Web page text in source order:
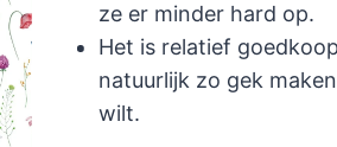
ze er minder hard op.
Het is relatief
natuurlijk zo gek
wilt.